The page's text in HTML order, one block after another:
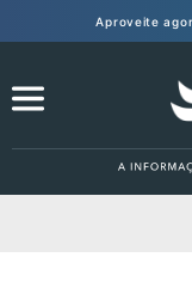
Aproveite